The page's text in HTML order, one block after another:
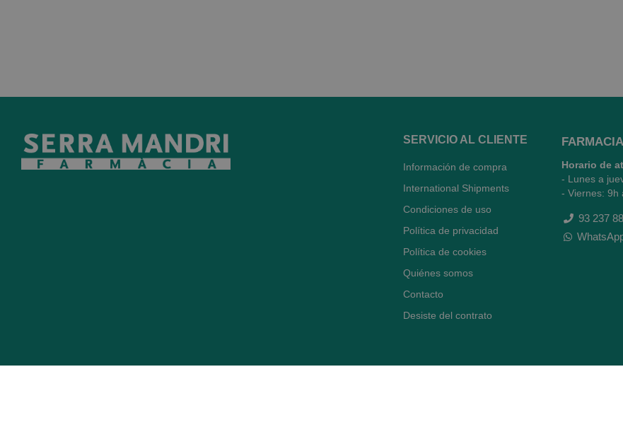
SERVICIO AL CLIENTE
Información de compra
International Shipments
Condiciones de uso
Política de privacidad
Política de cookies
Quiénes somos
Contacto
Desiste del contrato
Horario de
- Lunes a
- Viernes: 9h
93 237